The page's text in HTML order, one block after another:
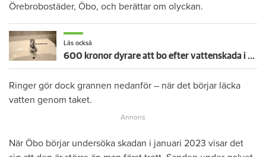
Örebrobostäder, Öbo, och berättar om olyckan.
Läs också
600 kronor dyrare att bo efter vattenskada i Varberg
Ringer gör dock grannen nedanför – när det börjar läcka
vatten genom taket.
När Öbo börjar undersöka skadan i januari 2023 visar det